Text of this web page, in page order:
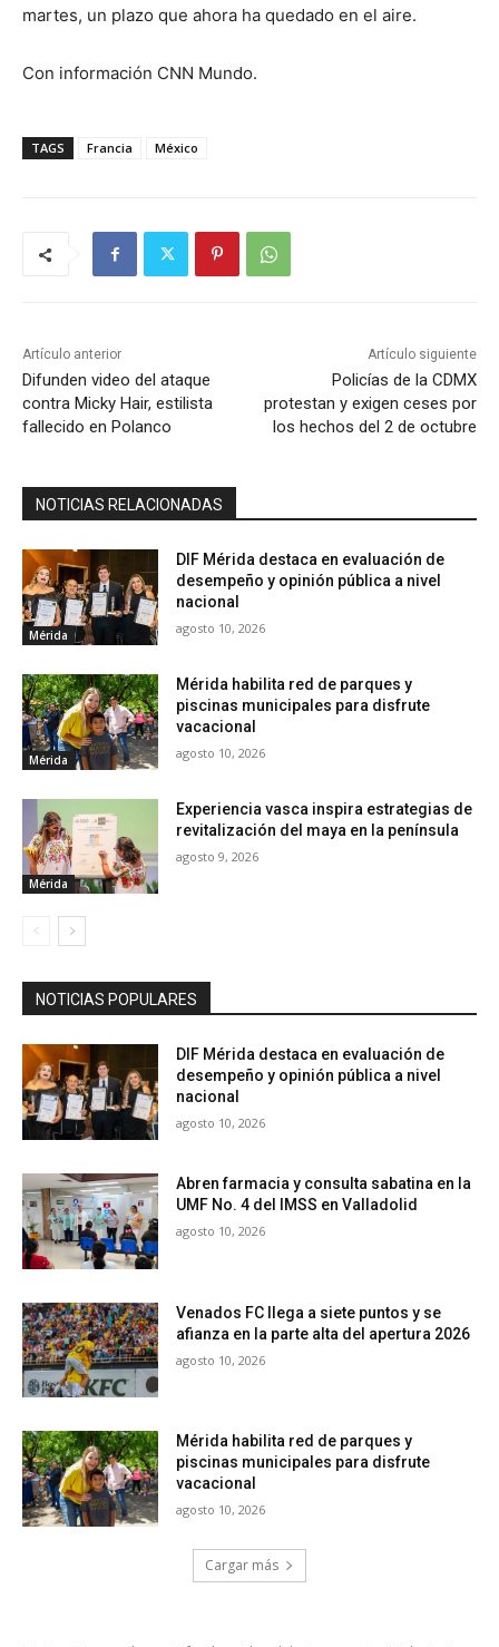
martes, un plazo que ahora ha quedado en el aire.
Con información CNN Mundo.
TAGS Francia México
Artículo anterior
Difunden video del ataque
contra Micky Hair, estilista
fallecido en Polanco
Artículo siguiente
Policías de la CDMX
protestan y exigen ceses por
los hechos del 2 de octubre
NOTICIAS RELACIONADAS
Mérida
DIF Mérida destaca en evaluación de
desempeño y opinión pública a nivel
nacional
agosto 10, 2026
Mérida
Mérida habilita red de parques y
piscinas municipales para disfrute
vacacional
agosto 10, 2026
Mérida
Experiencia vasca inspira estrategias de
revitalización del maya en la península
agosto 9, 2026
NOTICIAS POPULARES
DIF Mérida destaca en evaluación de
desempeño y opinión pública a nivel
nacional
agosto 10, 2026
Abren farmacia y consulta sabatina en la
UMF No. 4 del IMSS en Valladolid
agosto 10, 2026
Venados FC llega a siete puntos y se
afianza en la parte alta del apertura 2026
agosto 10, 2026
Mérida habilita red de parques y
piscinas municipales para disfrute
vacacional
agosto 10, 2026
Cargar más